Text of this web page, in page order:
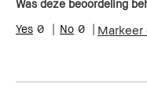
Was deze beoordeling
0 0